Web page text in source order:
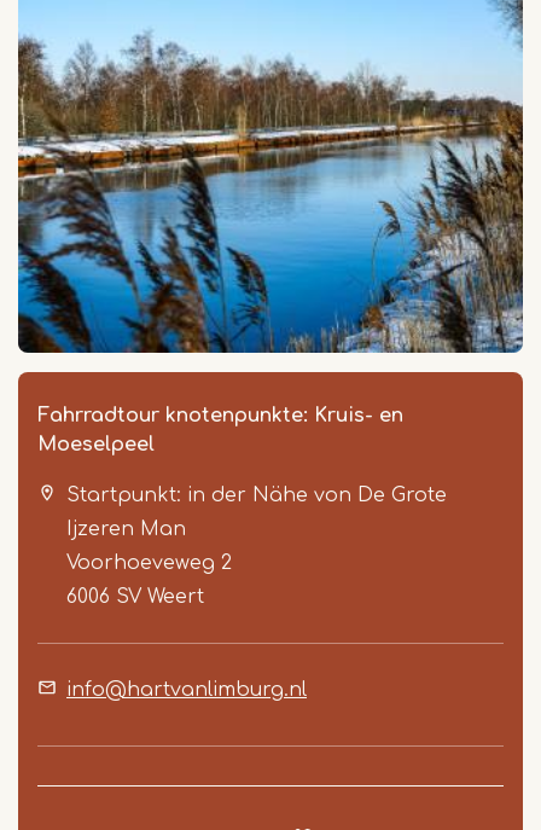
Fahrradtour knotenpunkte: Kruis- en
Moeselpeel
Startpunkt: in der Nähe von De Grote
Ijzeren Man
Voorhoeveweg 2
6006 SV Weert
info@hartvanlimburg.nl